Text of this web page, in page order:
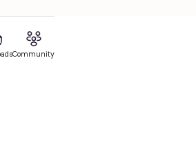
Community